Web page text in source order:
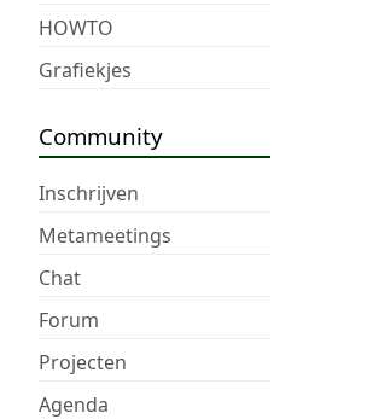
HOWTO
Grafiekjes
Community
Inschrijven
Metameetings
Chat
Forum
Projecten
Agenda